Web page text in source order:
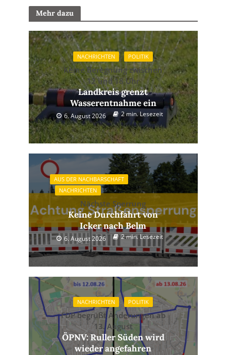
Mehr dazu
NACHRICHTEN POLITIK
Keine Beregnung zwischen
12 und 18 Uhr
Landkreis grenzt
Wasserentnahme ein
6. August 2026 2 min. Lesezeit
AUS DER NACHBARSCHAFT
NACHRICHTEN
Nächste Sperrung
Keine Durchfahrt von
Icker nach Belm
6. August 2026 2 min. Lesezeit
NACHRICHTEN POLITIK
FDP begrüßt Änderungen ab
13. August
ÖPNV: Ruller Süden wird
wieder angefahren